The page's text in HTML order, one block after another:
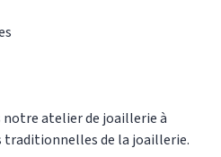
notre atelier de joaillerie à
traditionnelles de la joaillerie.